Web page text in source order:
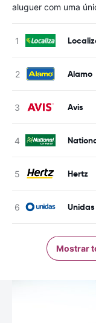
aluguer com uma
Alamo
Avis
Hertz
Unidas
Mostrar